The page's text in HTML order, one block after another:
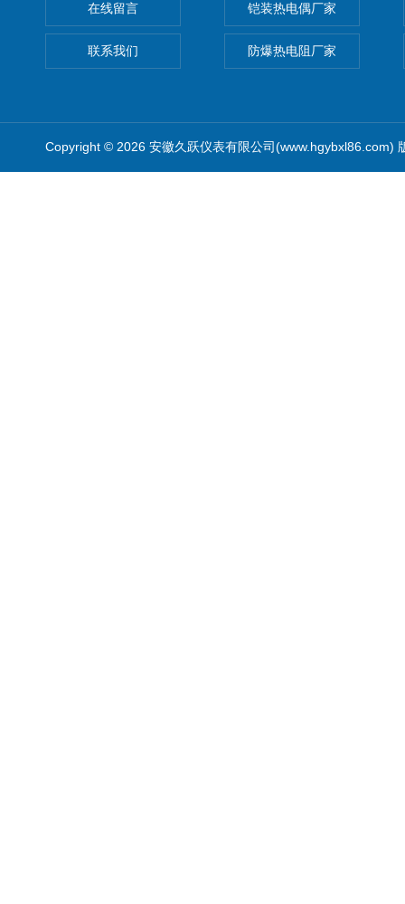
在线留言
联系我们
铠装热电偶厂家
防爆热电阻厂家
Copyright © 2026 安徽久跃仪表有限公司(www.hgybxl86.com)